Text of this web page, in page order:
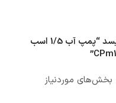
اولین کسی باشید که دیدگاهی می نویسد “پمپ آب 1/5 اسب
بخش‌های موردنیاز